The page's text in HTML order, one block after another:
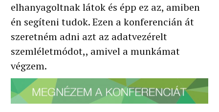
elhanyagoltnak látok és épp ez az, amiben
én segíteni tudok. Ezen a konferencián át
szeretném adni azt az adatvezérelt
szemléletmódot,, amivel a munkámat
végzem.